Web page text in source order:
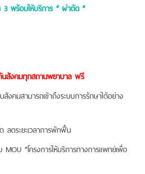
3 พร้อมให้บริการ “ ผ่าตัด ”
นสังคมทุกสถานพยาบาล ฟรี
งคมสามารถเข้าถึงระบบการรักษาได้อย่าง
ลดระยะเวลาการพักฟื้น
MOU “โครงการให้บริการทางการแพทย์เพื่อ